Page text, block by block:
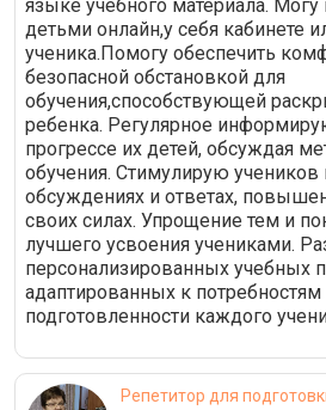
языке учебного материала. Могу
детьми онлайн,у себя кабинете
ученика.Помогу обеспечить
безопасной обстановкой для
обучения,способствующей
ребенка. Регулярное
прогрессе их детей, обсуждая
обучения. Стимулирую учеников
обсуждениях и ответах,
своих силах. Упрощение тем и
лучшего усвоения учениками.
персонализированных учебных
адаптированных к
подготовленности каждого
Репетитор для